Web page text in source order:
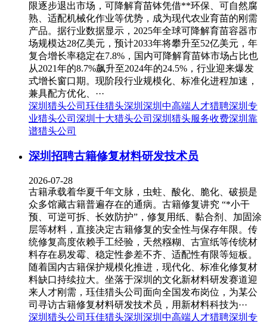
限逐步退出市场，可降解育苗钵凭借**环保、可自然腐
熟、适配机械化作业等优势，成为现代农业育苗的刚需
产品。据行业数据显示，2025年全球可降解育苗容器市
场规模达28亿美元，预计2033年将攀升至52亿美元，年
复合增长率稳定在7.8%，国内可降解育苗钵市场占比也
从2021年的8.7%飙升至2024年的24.5%，行业迎来爆发
式增长窗口期。现阶段行业规模化、标准化进程加速，
兼具配方优化、···
深圳猎头公司 珏佳猎头深圳 深圳中高端人才猎聘深圳专
业猎头公司 深圳十大猎头公司 深圳猎头服务收费深圳靠
谱猎头公司
深圳招聘古籍修复材料研发技术员
2026-07-28
古籍承载着华夏千年文脉，虫蛀、酸化、脆化、破损是
众多馆藏古籍普遍存在的通病。古籍修复讲究 “*小干
预、可逆可拆、长效防护”，修复用纸、黏合剂、加固涂
层等材料，直接决定古籍修复的安全性与保存年限。传
统修复高度依赖手工经验，天然糨糊、古宣纸等传统材
料存在易发霉、稳定性参差不齐、适配性有限等短板。
随着国内古籍保护规模化推进，现代化、标准化修复材
料缺口持续拉大。坐落于深圳的文化新材料研发赛道迎
来人才刚需，珏佳猎头公司面向全国发布岗位，为某公
司寻访古籍修复材料研发技术员，用新材料科技为···
深圳猎头公司 珏佳猎头深圳 深圳中高端人才猎聘深圳专